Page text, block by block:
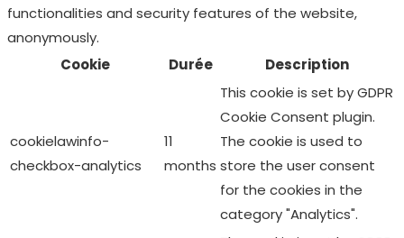
functionalities and security features of the website,
anonymously.
Cookie
Durée Description
cookielawinfo-
checkbox-analytics
11
months
This cookie is set by GDPR
Cookie Consent plugin.
The cookie is used to
store the user consent
for the cookies in the
category "Analytics".